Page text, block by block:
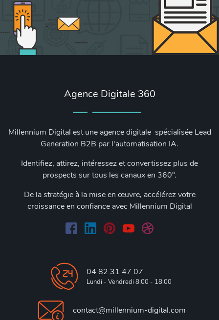
Agence Digitale 360
Millennium Digital est une agence digitale spécialisée Lead
Generation B2B par l'automatisation IA.
Identifiez, attirez, intéressez et convertissez plus de
prospects sur tous les canaux en 360°.
De la stratégie à la mise en œuvre, accélérez votre
croissance en confiance avec Millennium Digital
04 82 31 47 07
Lundi - Vendredi 8:00 - 18:00
contact@millennium-digital.com